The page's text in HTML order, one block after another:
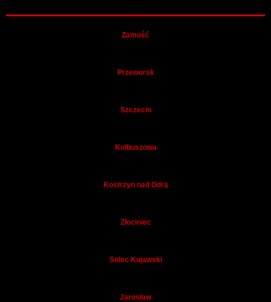
Zamość
Przeworsk
Szczecin
Kolbuszowa
Kostrzyn nad Odrą
Złociniec
Solec Kujawski
Jarosław